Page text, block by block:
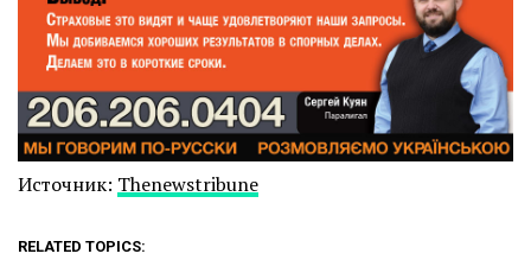
Источник: Thenewstribune
RELATED TOPICS: